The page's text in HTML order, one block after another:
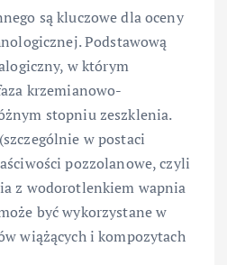
są kluczowe dla oceny
Podstawową
w którym
krzemianowo-
stopniu zeszklenia.
w postaci
pozzolanowe, czyli
z wodorotlenkiem wapnia
być wykorzystane w
wiążących i kompozytach